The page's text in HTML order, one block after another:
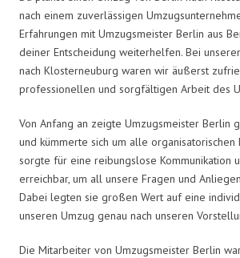
nach einem zuverlässigen
Erfahrungen mit Umzugsmeister Berlin aus
deiner Entscheidung weiterhelfen. Bei
nach Klosterneuburg waren wir äußerst
professionellen und sorgfältigen Arbeit des
Von Anfang an zeigte Umzugsmeister Berlin
und kümmerte sich um alle organisatorischen
sorgte für eine reibungslose Kommunikation
erreichbar, um all unsere Fragen und
Dabei legten sie großen Wert auf eine
unseren Umzug genau nach unseren
Die Mitarbeiter von Umzugsmeister Berlin